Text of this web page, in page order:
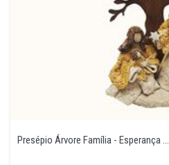
Presépio Árvore Família - Esperança ...